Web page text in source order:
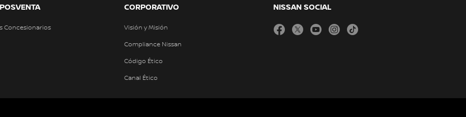
Concesionarios
CORPORATIVO
Visión y Misión
Compliance Nissan
Código Ético
Canal Ético
NISSAN SOCIAL
facebooktwitteryoutubeinstagram
tiktok